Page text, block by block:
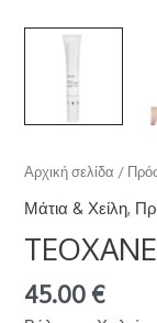
Αρχική σελίδα /
Μάτια & Χείλη
45.00€